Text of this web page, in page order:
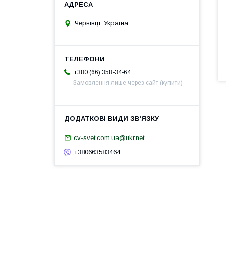
Чернівці, Україна
+380 (66) 358-34-64
Замовлення лише через сайт (купити)
cv-svet.com.ua@ukr.net
+380663583464